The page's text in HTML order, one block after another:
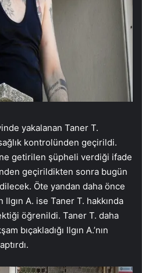
yakalanan Taner T.
kontrolünden geçirildi.
getirilen şüpheli verdiği ifade
geçirildikten sonra bugün
Öte yandan daha önce
Ilgın A. ise Taner T. hakkında
öğrenildi. Taner T. daha
bıçakladığı Ilgın A.’nın